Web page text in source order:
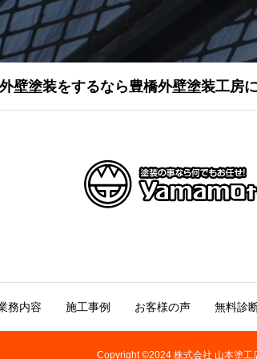
外壁塗装をするなら豊橋外壁塗装工房
務内容 施工事例 お客様の声 無料診
Copyright ©2024 株式会社 山本塗工